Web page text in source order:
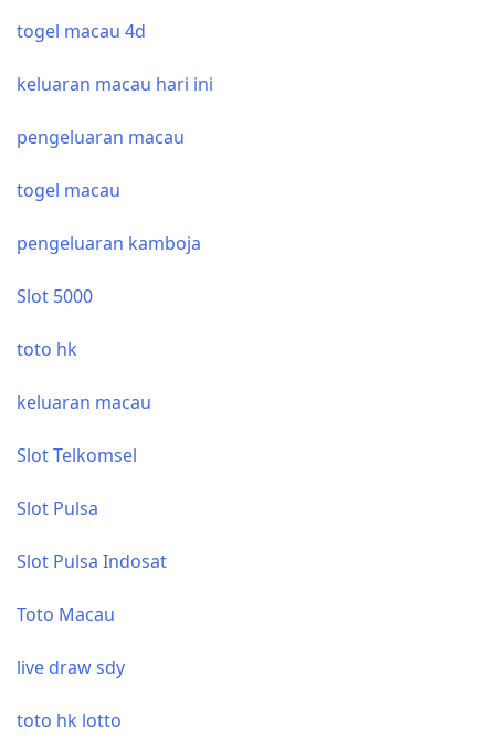
togel macau 4d
keluaran macau hari ini
pengeluaran macau
togel macau
pengeluaran kamboja
Slot 5000
toto hk
keluaran macau
Slot Telkomsel
Slot Pulsa
Slot Pulsa Indosat
Toto Macau
live draw sdy
toto hk lotto